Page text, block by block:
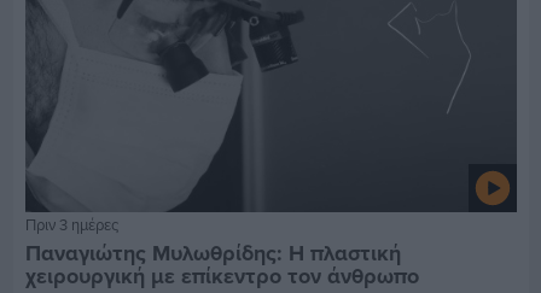
Πριν 3 ημέρες
Παναγιώτης Μυλωθρίδης: Η πλαστική
χειρουργική με επίκεντρο τον άνθρωπο